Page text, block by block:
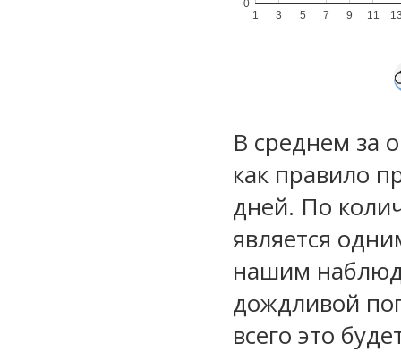
1 3 5 7 9 11
0
В среднем за
как правило
дней. По
является
нашим
дождливой
всего это